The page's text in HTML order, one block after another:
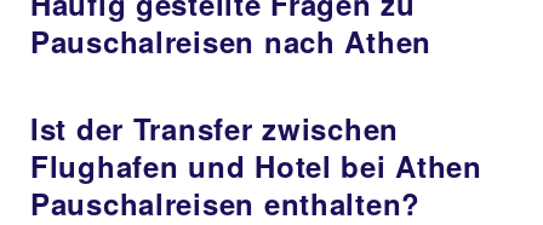
Pauschalreisen nach Athen
Ist der Transfer zwischen
Flughafen und Hotel bei Athen
Pauschalreisen enthalten?